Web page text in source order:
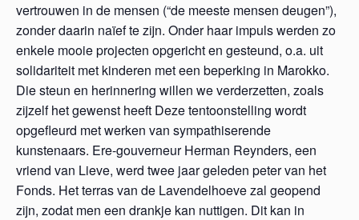
vertrouwen in de mensen (“de meeste mensen deugen”),
zonder daarin naïef te zijn. Onder haar impuls werden zo
enkele mooie projecten opgericht en gesteund, o.a. uit
solidariteit met kinderen met een beperking in Marokko.
Die steun en herinnering willen we verderzetten, zoals
zijzelf het gewenst heeft Deze tentoonstelling wordt
opgefleurd met werken van sympathiserende
kunstenaars. Ere-gouverneur Herman Reynders, een
vriend van Lieve, werd twee jaar geleden peter van het
Fonds. Het terras van de Lavendelhoeve zal geopend
zijn, zodat men een drankje kan nuttigen. Dit kan in